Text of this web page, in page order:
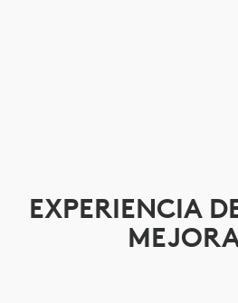
EXPERIENCIA